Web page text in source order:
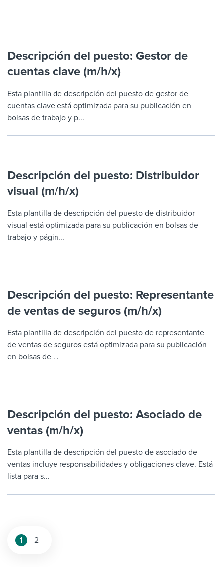
Descripción del puesto: Gestor de
cuentas clave (m/h/x)
Esta plantilla de descripción del puesto de gestor de
cuentas clave está optimizada para su publicación en
bolsas de trabajo y p...
Descripción del puesto: Distribuidor
visual (m/h/x)
Esta plantilla de descripción del puesto de distribuidor
visual está optimizada para su publicación en bolsas de
trabajo y págin...
Descripción del puesto: Representante
de ventas de seguros (m/h/x)
Esta plantilla de descripción del puesto de representante
de ventas de seguros está optimizada para su publicación
en bolsas de ...
Descripción del puesto: Asociado de
ventas (m/h/x)
Esta plantilla de descripción del puesto de asociado de
ventas incluye responsabilidades y obligaciones clave. Está
lista para s...
Posts
1 2